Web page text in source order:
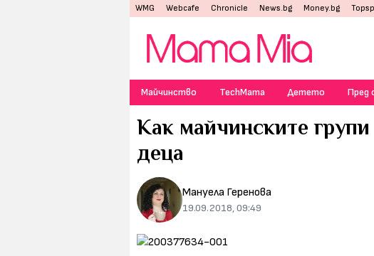
WMG Webcafe Chronicle News.bg Money.bg
Майчинство TechMama Детето Пред
Как майчинските
деца
Мануела Геренова
19.09.2018, 09:49